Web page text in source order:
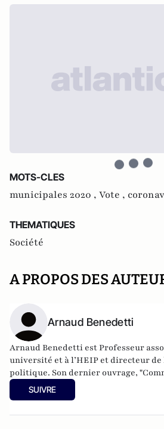
MOTS-CLES
municipales 2020 , Vote ,
THEMATIQUES
Société
A PROPOS DES
Arnaud Benedetti
Arnaud Benedetti est Professeur
université et à l’HEIP et directeur de
politique. Son dernier ouvrage,
politiques ? Le grand malaise du
éditions du Cerf (4 Novembre 2021).
SUIVRE